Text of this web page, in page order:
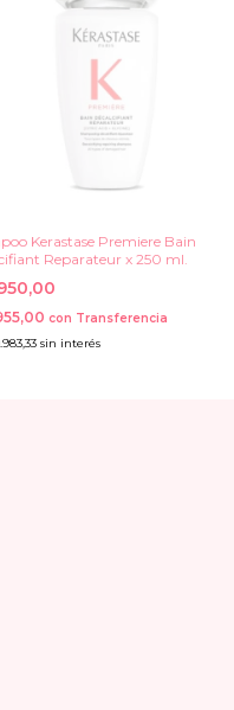
Kerastase Premiere Bain
Reparateur x 250 ml.
con Transferencia
sin interés